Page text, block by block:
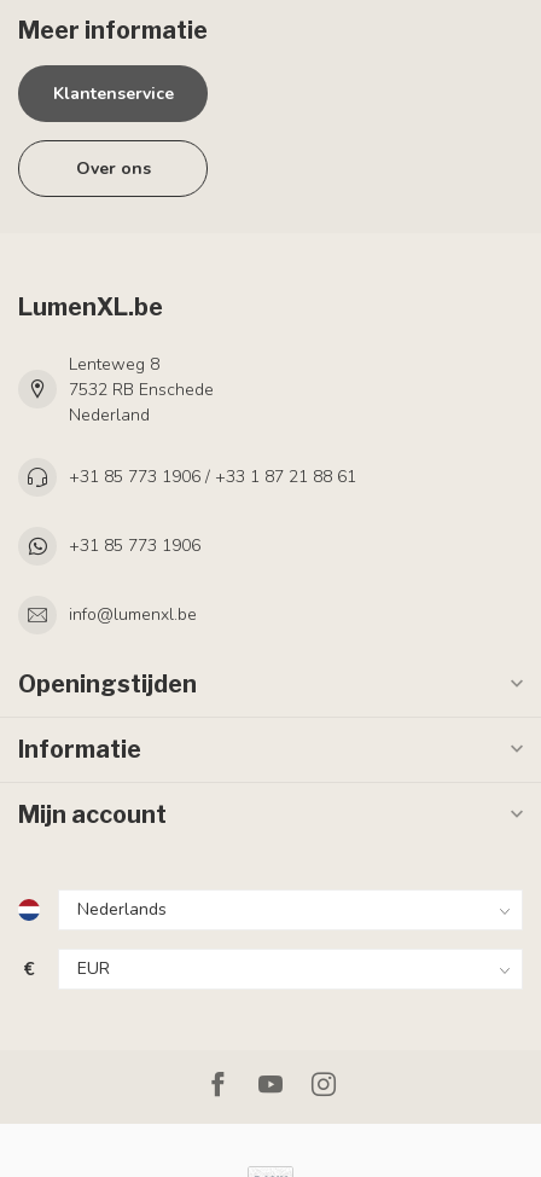
Meer informatie
Klantenservice
Over ons
LumenXL.be
Lenteweg 8
7532 RB Enschede
Nederland
+31 85 773 1906 / +33 1 87 21 88 61
+31 85 773 1906
info@lumenxl.be
Openingstijden
Informatie
Mijn account
€